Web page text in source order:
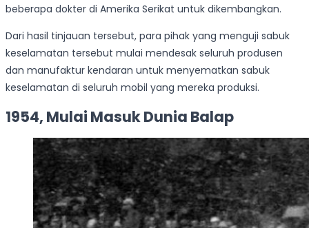
beberapa dokter di Amerika Serikat untuk dikembangkan.
Dari hasil tinjauan tersebut, para pihak yang menguji sabuk
keselamatan tersebut mulai mendesak seluruh produsen
dan manufaktur kendaran untuk menyematkan sabuk
keselamatan di seluruh mobil yang mereka produksi.
1954, Mulai Masuk Dunia Balap